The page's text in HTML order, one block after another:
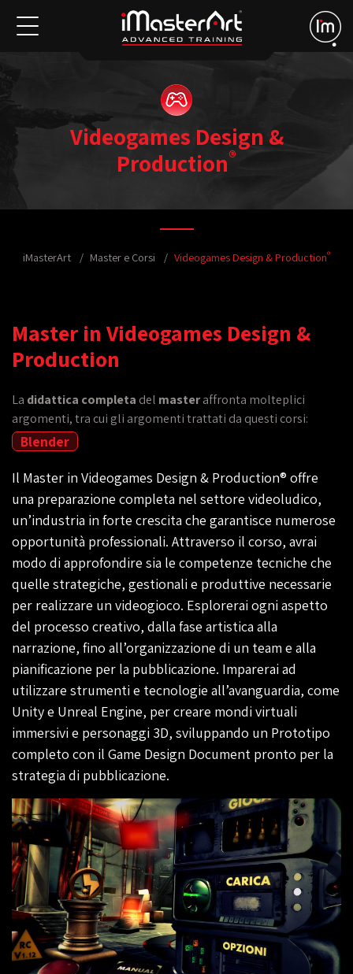
Videogames Design &
Production®
iMasterArt Master e Corsi Videogames Design & Production®
Master in Videogames Design &
Production
La didattica completa del masteraffronta molteplici
argomenti, tra cui gli argomenti trattati da questi corsi:
Blender
Il Master in Videogames Design & Production® offre
una preparazione completa nel settore videoludico,
un’industria in forte crescita che garantisce numerose
opportunità professionali. Attraverso il corso, avrai
modo di approfondire sia le competenze tecniche che
quelle strategiche, gestionali e produttive necessarie
per realizzare un videogioco. Esplorerai ogni aspetto
del processo creativo, dalla fase artistica alla
narrazione, fino all’organizzazione di un team e alla
pianificazione per la pubblicazione. Imparerai ad
utilizzare strumenti e tecnologie all’avanguardia, come
Unity e Unreal Engine, per creare mondi virtuali
immersivi e personaggi 3D, sviluppando un Prototipo
completo con il Game Design Document pronto per la
strategia di pubblicazione.